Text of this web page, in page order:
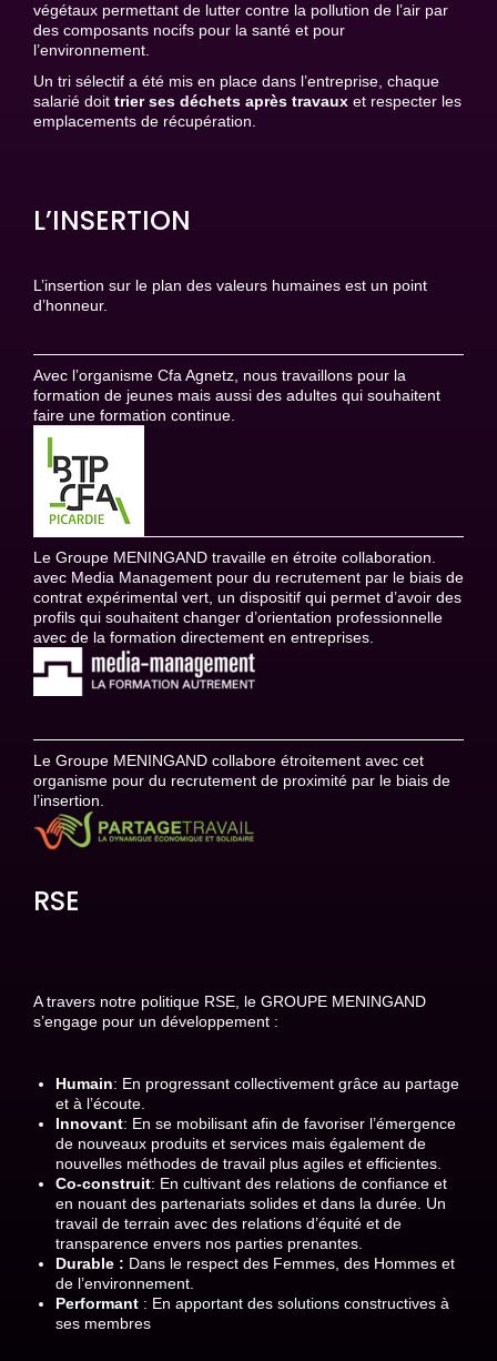
végétaux permettant de lutter contre la pollution de l’air par
des composants nocifs pour la santé et pour
l’environnement.
Un tri sélectif a été mis en place dans l’entreprise, chaque
salarié doit trier ses déchets après travaux et respecter les
emplacements de récupération.
L’INSERTION
L’insertion sur le plan des valeurs humaines est un point
d’honneur.
Avec l’organisme Cfa Agnetz, nous travaillons pour la
formation de jeunes mais aussi des adultes qui souhaitent
faire une formation continue.
Le Groupe MENINGAND travaille en étroite collaboration.
avec Media Management pour du recrutement par le biais de
contrat expérimental vert, un dispositif qui permet d’avoir des
profils qui souhaitent changer d’orientation professionnelle
avec de la formation directement en entreprises.
Le Groupe MENINGAND collabore étroitement avec cet
organisme pour du recrutement de proximité par le biais de
l’insertion.
RSE
A travers notre politique RSE, le GROUPE MENINGAND
s’engage pour un développement :
Humain: En progressant collectivement grâce au partage
et à l’écoute.
Innovant: En se mobilisant afin de favoriser l’émergence
de nouveaux produits et services mais également de
nouvelles méthodes de travail plus agiles et efficientes.
Co-construit: En cultivant des relations de confiance et
en nouant des partenariats solides et dans la durée. Un
travail de terrain avec des relations d’équité et de
transparence envers nos parties prenantes.
Durable : Dans le respect des Femmes, des Hommes et
de l’environnement.
Performant : En apportant des solutions constructives à
ses membres